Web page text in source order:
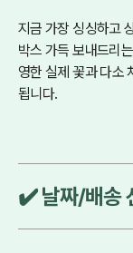
지금 가장 싱싱하고
박스 가득 보내드리
영한 실제 꽃과 다소
됩니다.
✔️ 날짜/배송